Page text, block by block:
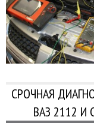
СРОЧНАЯ
ВАЗ 2112